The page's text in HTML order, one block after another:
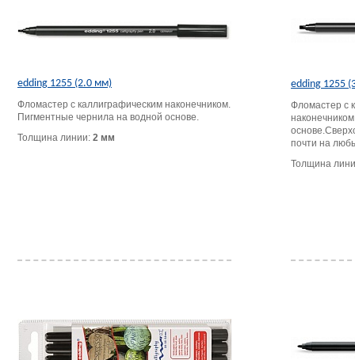
edding 1255 (2.0 мм)
Фломастер с каллиграфическим наконечником.
Пигментные чернила на водной основе.
Толщина линии: 2 мм
edding 1255
Фломастер с
почти на
Толщина